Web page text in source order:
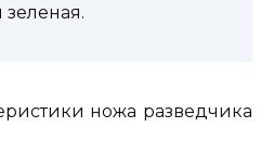
ножа разведчика